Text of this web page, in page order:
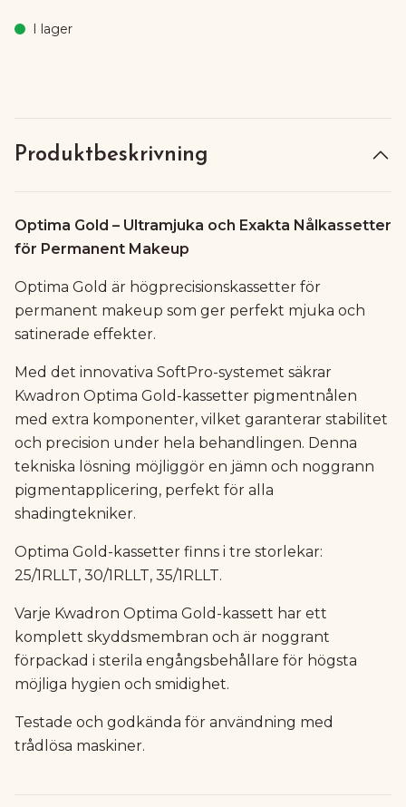
I lager
Produktbeskrivning
Optima Gold – Ultramjuka och Exakta Nålkassetter
för Permanent Makeup
Optima Gold är högprecisionskassetter för
permanent makeup som ger perfekt mjuka och
satinerade effekter.
Med det innovativa SoftPro-systemet säkrar
Kwadron Optima Gold-kassetter pigmentnålen
med extra komponenter, vilket garanterar stabilitet
och precision under hela behandlingen. Denna
tekniska lösning möjliggör en jämn och noggrann
pigmentapplicering, perfekt för alla
shadingtekniker.
Optima Gold-kassetter finns i tre storlekar:
25/1RLLT, 30/1RLLT, 35/1RLLT.
Varje Kwadron Optima Gold-kassett har ett
komplett skyddsmembran och är noggrant
förpackad i sterila engångsbehållare för högsta
möjliga hygien och smidighet.
Testade och godkända för användning med
trådlösa maskiner.